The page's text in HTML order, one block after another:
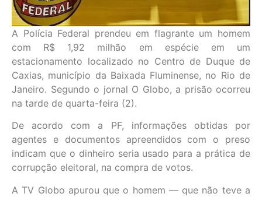
A Polícia Federal prendeu em flagrante um homem
com R$ 1,92 milhão em espécie em um
estacionamento localizado no Centro de Duque de
Caxias, município da Baixada Fluminense, no Rio de
Janeiro. Segundo o jornal O Globo, a prisão ocorreu
na tarde de quarta-feira (2).
De acordo com a PF, informações obtidas por
agentes e documentos apreendidos com o preso
indicam que o dinheiro seria usado para a prática de
corrupção eleitoral, na compra de votos.
A TV Globo apurou que o homem — que não teve a